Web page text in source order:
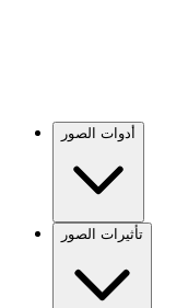
أدوات الصور
تأثيرات الصور